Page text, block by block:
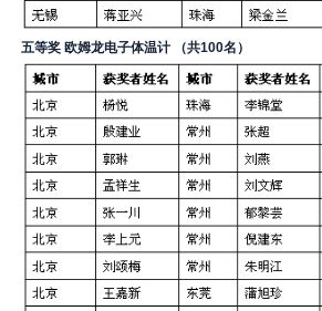
五等奖 欧姆龙电子体温计 （共100名）